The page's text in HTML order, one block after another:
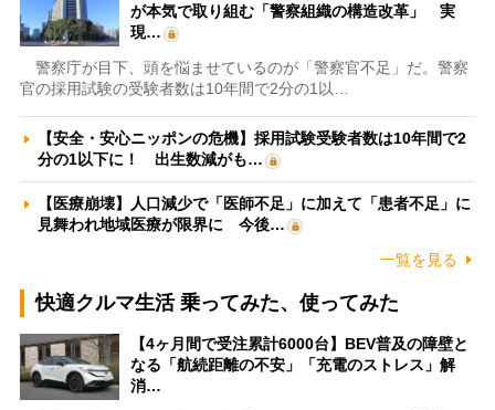
が本気で取り組む「警察組織の構造改革」 実
現…
警察庁が目下、頭を悩ませているのが「警察官不足」だ。警察
官の採用試験の受験者数は10年間で2分の1以…
【安全・安心ニッポンの危機】採用試験受験者数は10年間で2
分の1以下に！ 出生数減がも…
【医療崩壊】人口減少で「医師不足」に加えて「患者不足」に
見舞われ地域医療が限界に 今後…
一覧を見る
快適クルマ生活 乗ってみた、使ってみた
【4ヶ月間で受注累計6000台】BEV普及の障壁と
なる「航続距離の不安」「充電のストレス」解
消…